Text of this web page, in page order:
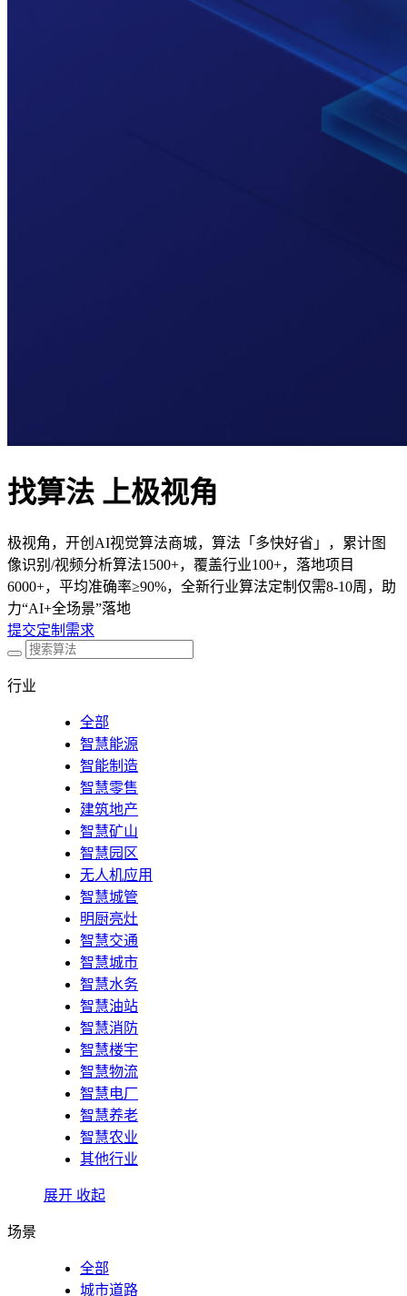
找算法 上极视角
极视角，开创AI视觉算法商城，算法「多快好省」，累计图
像识别/视频分析算法1500+，覆盖行业100+，落地项目
6000+，平均准确率≥90%，全新行业算法定制仅需8-10周，助
力“AI+全场景”落地
提交定制需求
行业
全部
智慧能源
智能制造
智慧零售
建筑地产
智慧矿山
智慧园区
无人机应用
智慧城管
明厨亮灶
智慧交通
智慧城市
智慧水务
智慧油站
智慧消防
智慧楼宇
智慧物流
智慧电厂
智慧养老
智慧农业
其他行业
展开 收起
场景
全部
城市道路